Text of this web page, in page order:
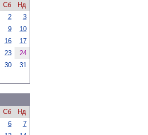
Сб
Нд
2
3
9
10
16
17
23
24
30 31
Сб
Нд
6
7